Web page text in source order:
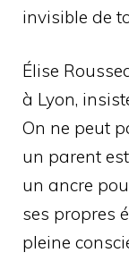
invisible de
Élise
à Lyon,
On ne peut
un parent
un ancre
ses propres
pleine